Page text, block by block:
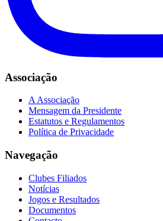
Associação
A Associação
Mensagem da Presidente
Estatutos e Regulamentos
Política de Privacidade
Navegação
Clubes Filiados
Notícias
Jogos e Resultados
Documentos